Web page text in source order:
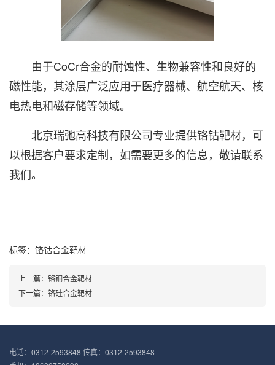
由于CoCr合金的耐蚀性、生物兼容性和良好的
磁性能，其涂层广泛应用于医疗器械、航空航天、核
电热电和磁存储等领域。
北京瑞弛高科技有限公司专业提供铬钴靶材，可
以根据客户要求定制，如需要更多的信息，敬请联系
我们。
标签： 铬钴合金靶材
上一篇：铬铜合金靶材
下一篇：铬硅合金靶材
电话：0312-2593848 传真：0312-2593848